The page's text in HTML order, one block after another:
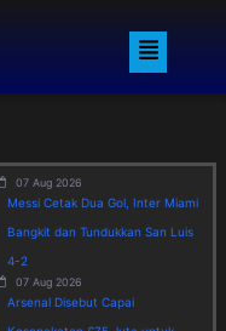
Menu
07 Aug 2026
Messi Cetak Dua Gol, Inter Miami
Bangkit dan Tundukkan San Luis
4-2
07 Aug 2026
Arsenal Disebut Capai